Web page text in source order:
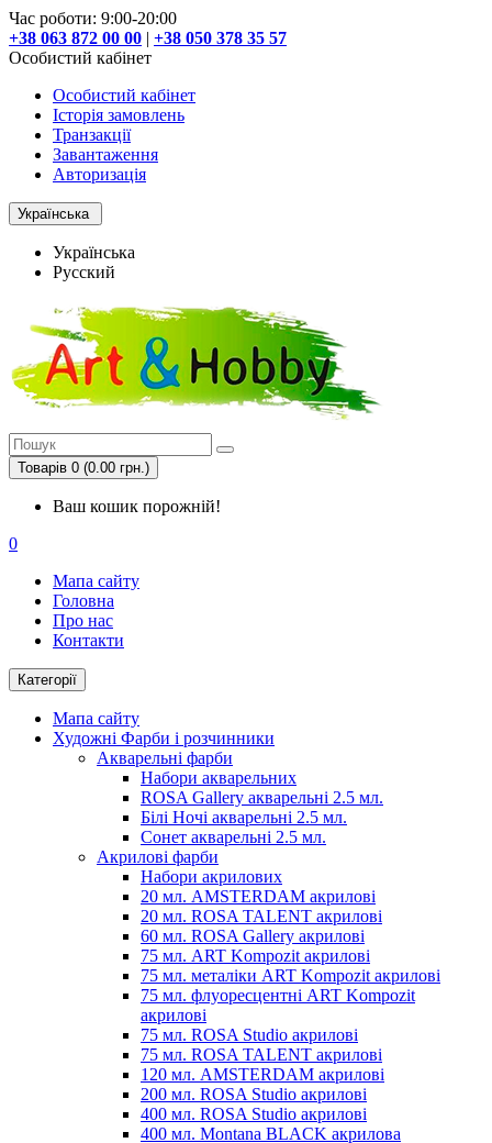
Час роботи: 9:00-20:00
+38 063 872 00 00 | +38 050 378 35 57
Особистий кабінет
Особистий кабінет
Історія замовлень
Транзакції
Завантаження
Авторизація
Українська
Українська
Русский
Товарів 0 (0.00 грн.)
Ваш кошик порожній!
0
Мапа сайту
Головна
Про нас
Контакти
Категорії
Мапа сайту
Художні Фарби і розчинники
Акварельні фарби
Набори акварельних
ROSA Gallery акварельні 2.5 мл.
Білі Ночі акварельні 2.5 мл.
Сонет акварельні 2.5 мл.
Акрилові фарби
Набори акрилових
20 мл. AMSTERDAM акрилові
20 мл. ROSA TALENT акрилові
60 мл. ROSA Gallery акрилові
75 мл. ART Kompozit акрилові
75 мл. металіки ART Kompozit акрилові
75 мл. флуоресцентні ART Kompozit
акрилові
75 мл. ROSA Studio акрилові
75 мл. ROSA TALENT акрилові
120 мл. AMSTERDAM акрилові
200 мл. ROSA Studio акрилові
400 мл. ROSA Studio акрилові
400 мл. Montana BLACK акрилова